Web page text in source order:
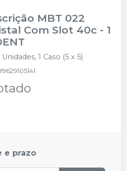
MBT 022
Com Slot 40c - 1
1 Caso (5 x 5)
e prazo